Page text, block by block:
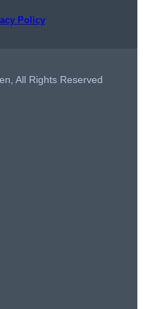
Policy
All Rights Reserved